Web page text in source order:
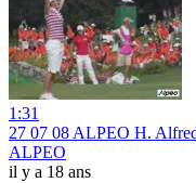
1:31
27 07 08 ALPEO H.
ALPEO
il y a 18 ans